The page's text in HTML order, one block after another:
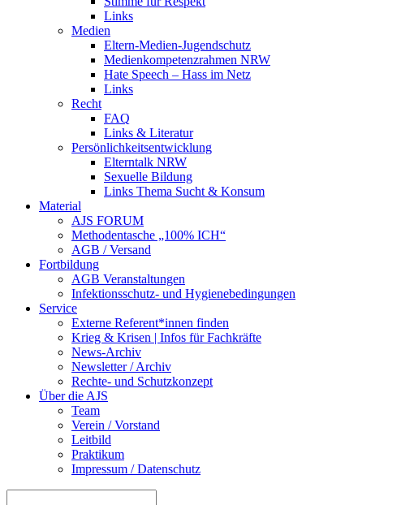
Links
Medien
Eltern-Medien-Jugendschutz
Medienkompetenzrahmen NRW
Hate Speech – Hass im Netz
Links
Recht
FAQ
Links & Literatur
Persönlichkeitsentwicklung
Elterntalk NRW
Sexuelle Bildung
Links Thema Sucht & Konsum
Material
AJS FORUM
Methodentasche „100% ICH“
AGB / Versand
Fortbildung
AGB Veranstaltungen
Infektionsschutz- und Hygienebedingungen
Service
Externe Referent*innen finden
Krieg & Krisen | Infos für Fachkräfte
News-Archiv
Newsletter / Archiv
Rechte- und Schutzkonzept
Über die AJS
Team
Verein / Vorstand
Leitbild
Praktikum
Impressum / Datenschutz